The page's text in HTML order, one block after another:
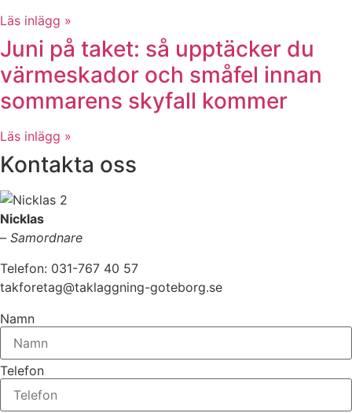
Läs inlägg »
Juni på taket: så upptäcker du
värmeskador och småfel innan
sommarens skyfall kommer
Läs inlägg »
Kontakta oss
Nicklas
– Samordnare
Telefon: 031-767 40 57
takforetag@taklaggning-goteborg.se
Namn
Telefon